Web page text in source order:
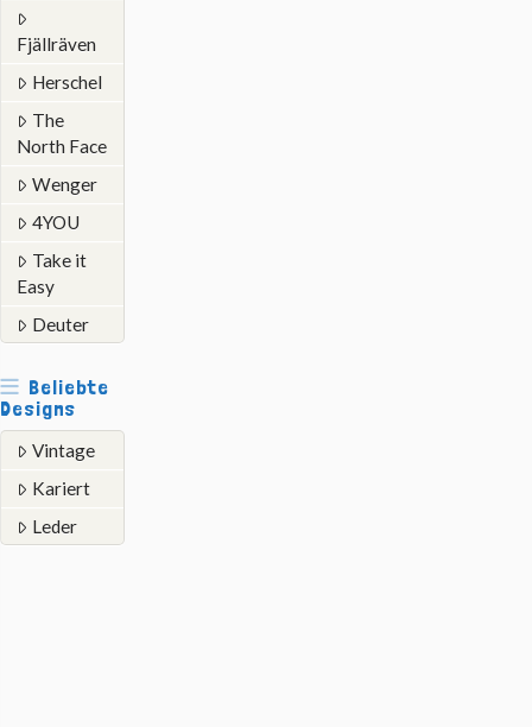
Fjällräven
Herschel
The
North Face
Wenger
4YOU
Take it
Easy
Deuter
Beliebte
Designs
Vintage
Kariert
Leder